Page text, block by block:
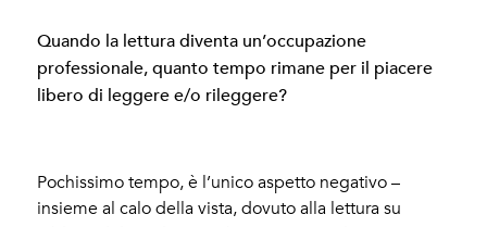
Quando la lettura diventa un’occupazione
professionale, quanto tempo rimane per il piacere
libero di leggere e/o rileggere?
Pochissimo tempo, è l’unico aspetto negativo –
insieme al calo della vista, dovuto alla lettura su